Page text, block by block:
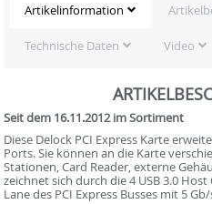
Artikelinformation
Technische Daten Video
Seit dem 16.11.2012 im Sortiment
Diese Delock PCI Express Karte
Ports. Sie können an die Karte
Stationen, Card Reader, externe
zeichnet sich durch die 4 USB 3.0
Lane des PCI Express Busses mit 5